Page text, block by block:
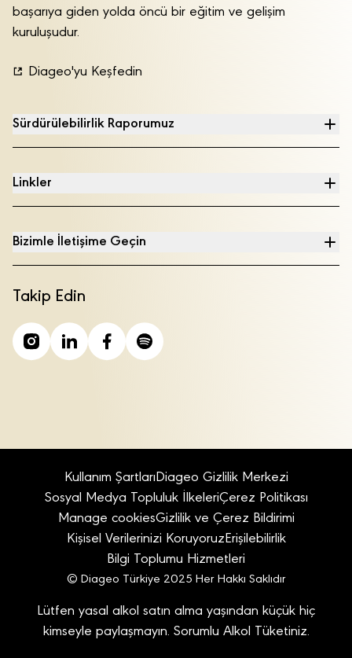
başarıya giden yolda öncü bir eğitim ve gelişim
kuruluşudur.
Diageo'yu Keşfedin
Sürdürülebilirlik Raporumuz
Linkler
Bizimle İletişime Geçin
Takip Edin
Kullanım ŞartlarıDiageo Gizlilik Merkezi
Sosyal Medya Topluluk İlkeleriÇerez Politikası
Manage cookiesGizlilik ve Çerez Bildirimi
Kişisel Verilerinizi KoruyoruzErişilebilirlik
Bilgi Toplumu Hizmetleri
© Diageo Türkiye 2025 Her Hakkı Saklıdır
Lütfen yasal alkol satın alma yaşından küçük hiç
kimseyle paylaşmayın. Sorumlu Alkol Tüketiniz.